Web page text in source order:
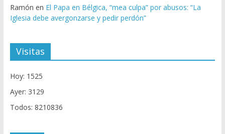
Ramón en El Papa en Bélgica, “mea culpa” por abusos: “La
Iglesia debe avergonzarse y pedir perdón”
Visitas
Hoy: 1525
Ayer: 3129
Todos: 8210836